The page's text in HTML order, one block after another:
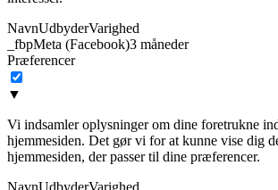
NavnUdbyderVarighed
_fbpMeta (Facebook)3 måneder
Præferencer
▼
Vi indsamler oplysninger om dine foretrukne
hjemmesiden. Det gør vi for at kunne vise dig
hjemmesiden, der passer til dine præferencer.
NavnUdbyderVarighed